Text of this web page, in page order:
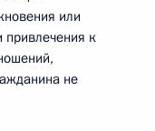
или
привлечения к
не